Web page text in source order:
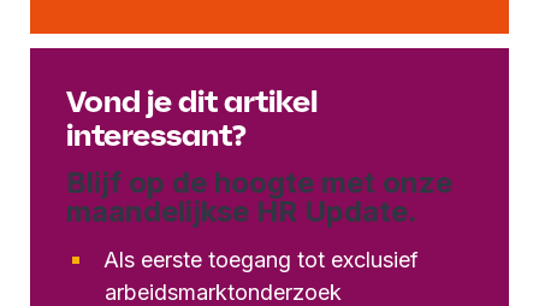
Vond je dit artikel
interessant?
Blijf op de hoogte met onze
maandelijkse HR Update.
Als eerste toegang tot exclusief
arbeidsmarktonderzoek